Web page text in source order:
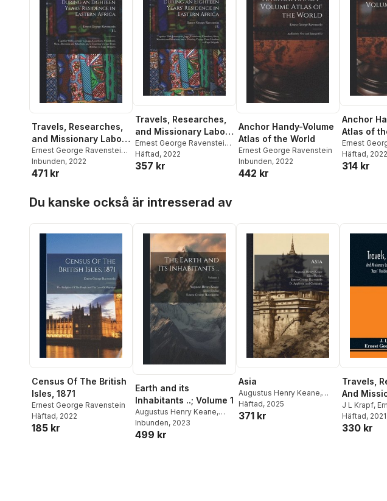
Travels, Researches,
and Missionary Labors
During an Eighteen
Years' Residence in
Eastern Africa
Ernest George Ravenstein ,
J L 1810-1881 Krapf
Inbunden, 2022
471 kr
Travels, Researches,
and Missionary Labors
During an Eighteen
Years' Residence in
Eastern Africa
Ernest George Ravenstein ,
J L 1810-1881 Krapf
Häftad, 2022
357 kr
Anchor Handy-Volume
Atlas of the World
Ernest George Ravenstein
Inbunden, 2022
442 kr
Anchor
Atlas of
Ernest
Häftad, 2022
314 kr
Du kanske också är intresserad av
Census Of The British
Isles, 1871
Ernest George Ravenstein
Häftad, 2022
185 kr
Earth and its
Inhabitants ..; Volume 1
Augustus Henry Keane,
Elisée Reclus,Ernest
George Ravenstein
Inbunden, 2023
499 kr
Asia
Augustus Henry Keane,
Elisã(c)E Reclus
George Ravenstein
Häftad, 2025
371 kr
Travels,
And
During An
Years'
Eastern
J L Krapf,
Ravenstein
Häftad, 2021
330 kr